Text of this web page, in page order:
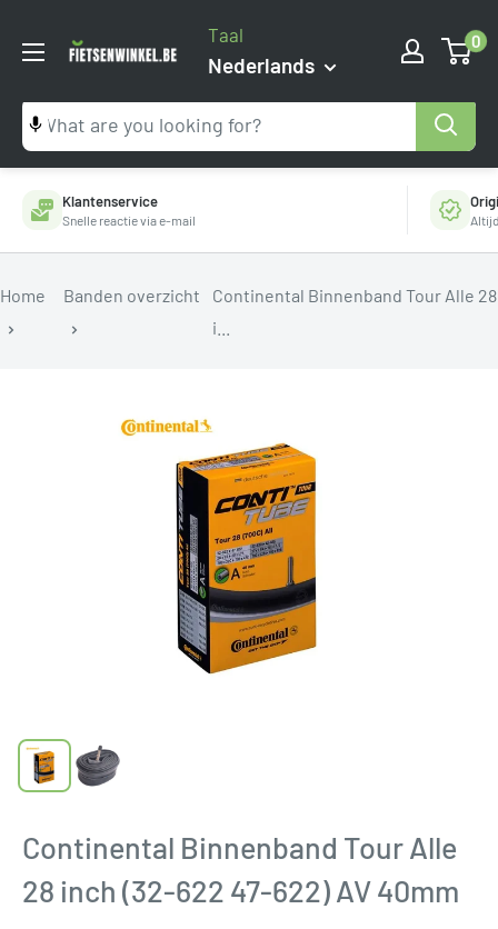
naar
Fietsenwinkel.be
Taal
Nederlands
0
Klantenservice
Snelle reactie via e-mail
Home Banden overzicht
Continental Binnenband Tour Alle 28
i...
Continental Binnenband Tour Alle
28 inch (32-622 47-622) AV 40mm